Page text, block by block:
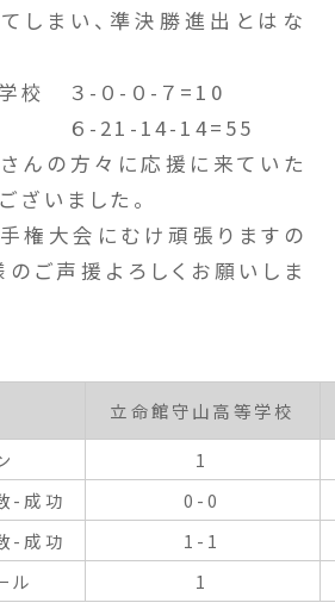
しまい、準決勝進出とはな
校 ３-０-０-７=10
６-21-14-14=55
さんの方々に応援に来ていた
ざいました。
権大会にむけ頑張りますの
ご声援よろしくお願いしま
立命館守山高等学校
1
-成功
0-0
-成功
1-1
ル
1